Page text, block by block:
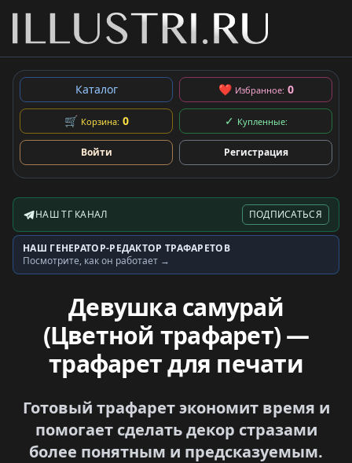
Каталог ❤ Избранное: 0
🛒 Корзина: 0 ✓ Купленные:
Войти Регистрация
Telegram-канал
НАШ ТГ КАНАЛ ПОДПИСАТЬСЯ
Генератор трафаретов
НАШ ГЕНЕРАТОР-РЕДАКТОР ТРАФАРЕТОВ
Посмотрите, как он работает →
Девушка самурай
(Цветной трафарет) —
трафарет для печати
Готовый трафарет экономит время и
помогает сделать декор стразами
более понятным и предсказуемым.